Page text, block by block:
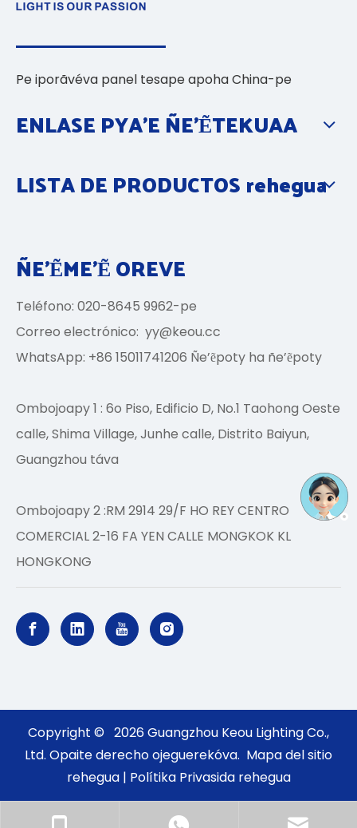
Pe iporãvéva panel tesape apoha China-pe
ENLASE PYA’E ÑE’ẼTEKUAA
LISTA DE PRODUCTOS rehegua
ÑE'ẼME'Ẽ OREVE
Teléfono: 020-8645 9962-pe
Correo electrónico: yy@keou.cc
WhatsApp: +86 15011741206 Ñe’ẽpoty ha ñe’ẽpoty
Ombojoapy 1 : 6o Piso, Edificio D, No.1 Taohong Oeste
calle, Shima Village, Junhe calle, Distrito Baiyun,
Guangzhou táva
Ombojoapy 2 :RM 2914 29/F HO REY CENTRO
COMERCIAL 2-16 FA YEN CALLE MONGKOK KL
HONGKONG
Copyright © 2026Guangzhou Keou Lighting Co.,
Ltd. Opaite derecho ojeguerekóva. Mapa del sitio
rehegua| Polítika Privasida rehegua